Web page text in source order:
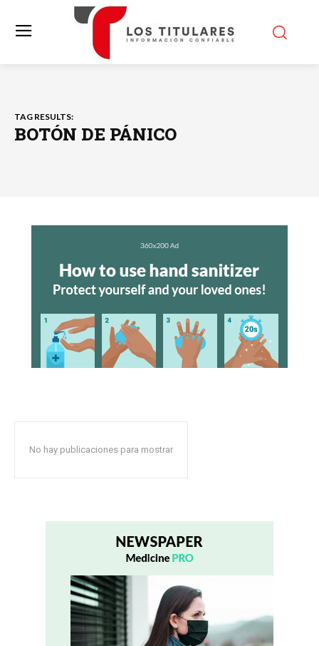
TAG RESULTS:
BOTÓN DE PÁNICO
No hay publicaciones para mostrar